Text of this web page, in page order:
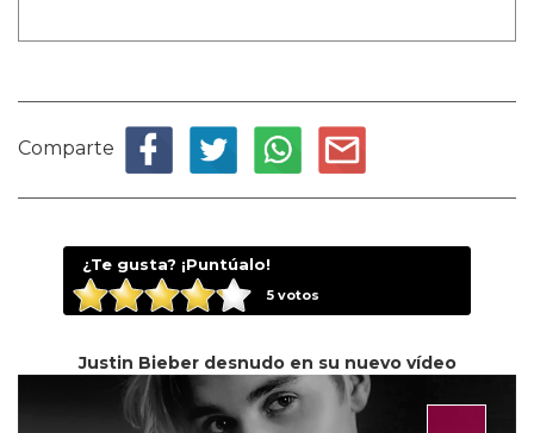
Comparte
¿Te gusta? ¡Puntúalo!
5votos
Justin Bieber desnudo en su nuevo vídeo